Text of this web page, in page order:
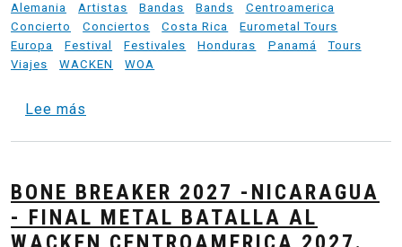
Alemania
Artistas Bandas Bands
Centroamerica
Concierto
Conciertos Costa Rica
Eurometal Tours
Europa
Festival Festivales Honduras Panamá
Tours
Viajes
WACKEN WOA
Lee más
BONE BREAKER 2027 -NICARAGUA
- FINAL METAL BATALLA AL